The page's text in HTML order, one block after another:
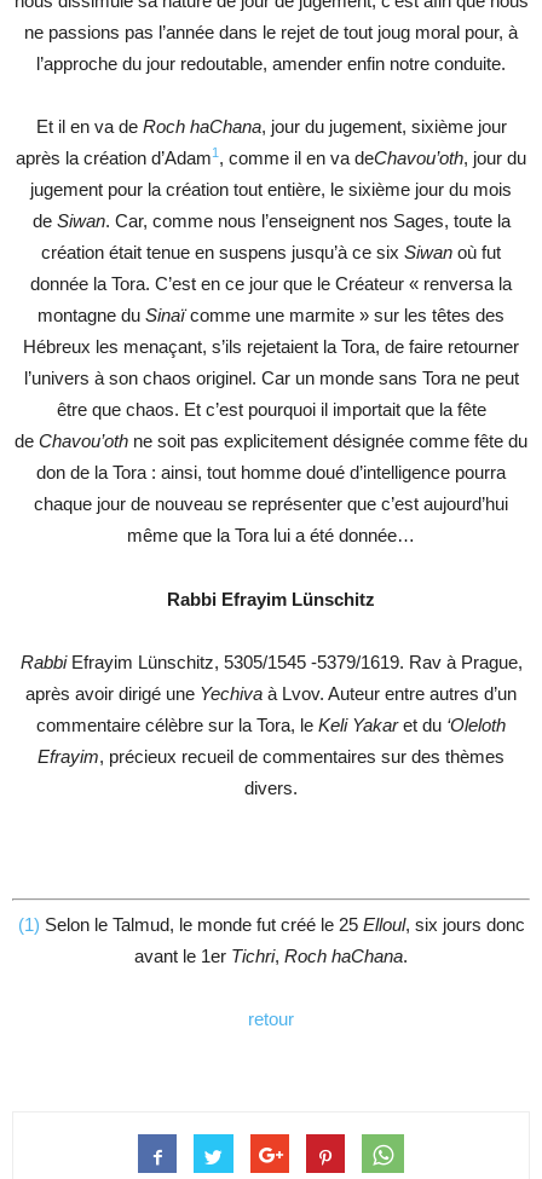
ne passions pas l’année dans le rejet de tout joug moral pour, à
l’approche du jour redoutable, amender enfin notre conduite.
Et il en va de Roch haChana, jour du jugement, sixième jour
après la création d’Adam1 , comme il en va deChavou’oth, jour du
jugement pour la création tout entière, le sixième jour du mois
de Siwan. Car, comme nous l’enseignent nos Sages, toute la
création était tenue en suspens jusqu’à ce six Siwan où fut
donnée la Tora. C’est en ce jour que le Créateur « renversa la
montagne du Sinaïcomme une marmite » sur les têtes des
Hébreux les menaçant, s’ils rejetaient la Tora, de faire retourner
l’univers à son chaos originel. Car un monde sans Tora ne peut
être que chaos. Et c’est pourquoi il importait que la fête
de Chavou’oth ne soit pas explicitement désignée comme fête du
don de la Tora : ainsi, tout homme doué d’intelligence pourra
chaque jour de nouveau se représenter que c’est aujourd’hui
même que la Tora lui a été donnée…
Rabbi Efrayim Lünschitz
Rabbi Efrayim Lünschitz, 5305/1545 -5379/1619. Rav à Prague,
après avoir dirigé une Yechiva à Lvov. Auteur entre autres d’un
commentaire célèbre sur la Tora, le Keli Yakaret du ‘Oleloth
Efrayim, précieux recueil de commentaires sur des thèmes
divers.
(1) Selon le Talmud, le monde fut créé le 25 Elloul, six jours donc
avant le 1er Tichri, Roch haChana.
retour